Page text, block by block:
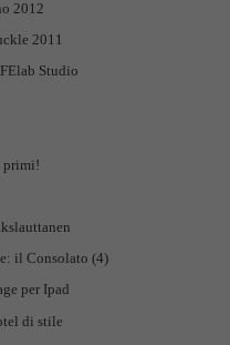
2012
2011
Studio
primi!
il Consolato (4)
per Ipad
di stile